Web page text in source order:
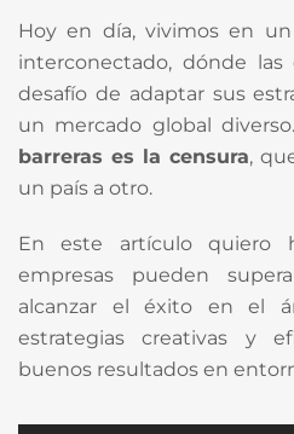
Hoy en día, vivimos en
interconectado, dónde
desafío de adaptar sus
un mercado global diverso.
barreras es la censura,
un país a otro.
En este artículo quiero
empresas pueden
alcanzar el éxito en el
estrategias creativas y
buenos resultados en